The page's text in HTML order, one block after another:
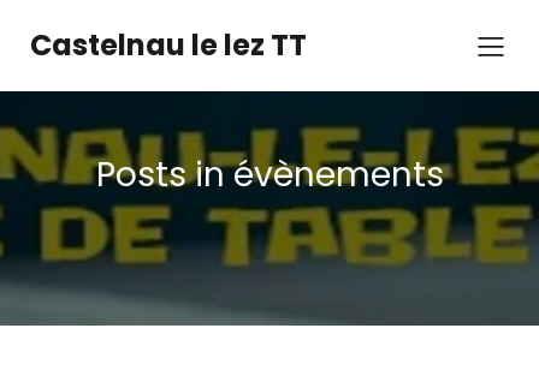
Castelnau le lez TT
Posts in évènements